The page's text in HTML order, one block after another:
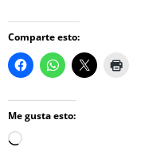
Comparte esto:
Me gusta esto:
Loading…